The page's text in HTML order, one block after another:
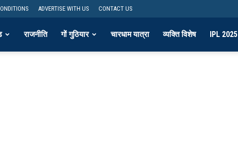
ADVERTISE WITH US CONTACT US
राजनीति गों गुठियार चारधाम यात्रा व्यक्ति विशेष IPL 2025